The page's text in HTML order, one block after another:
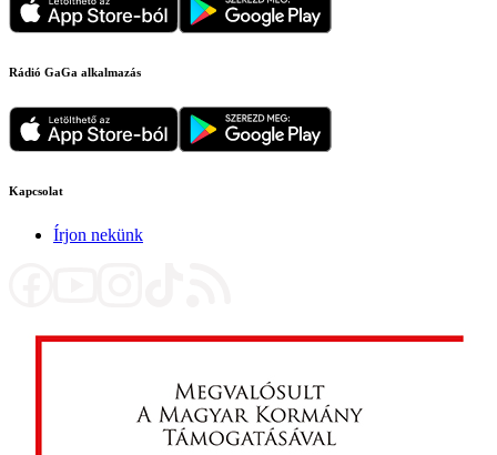
Rádió GaGa alkalmazás
Kapcsolat
Írjon nekünk